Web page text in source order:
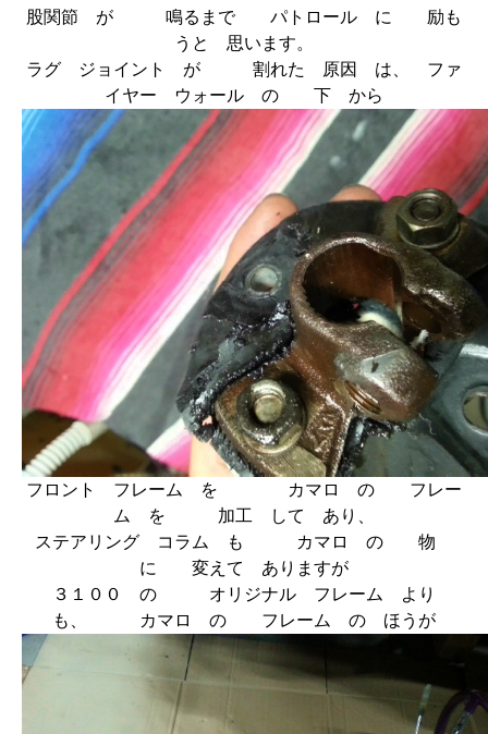
股関節 が 鳴るまで パトロール に 励も
うと 思います。
ラグ ジョイント が 割れた 原因 は、 ファ
イヤー ウォール の 下 から
フロント フレーム を カマロ の フレー
ム を 加工 して あり、
ステアリング コラム も カマロ の 物
に 変えて ありますが
３１００ の オリジナル フレーム より
も、 カマロ の フレーム の ほうが